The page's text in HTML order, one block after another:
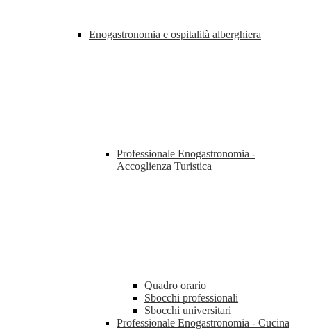
Enogastronomia e ospitalità alberghiera
Professionale Enogastronomia -
Accoglienza Turistica
Quadro orario
Sbocchi professionali
Sbocchi universitari
Professionale Enogastronomia - Cucina